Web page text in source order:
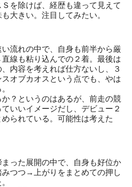
を除けば、経歴も違って見えて
大きい。注目してみたい。
流れの中で、自身も前半から厳
線も粘り込んでの２着。最後は
内容を考えれば仕方ないし、３
オブカオスという点でも、やは
？というのはあるが、前走の競
いいイメージだし、デビュー２
られている。可能性は考えた
った展開の中で、自身も好位か
みつつ→上がりをまとめての押し